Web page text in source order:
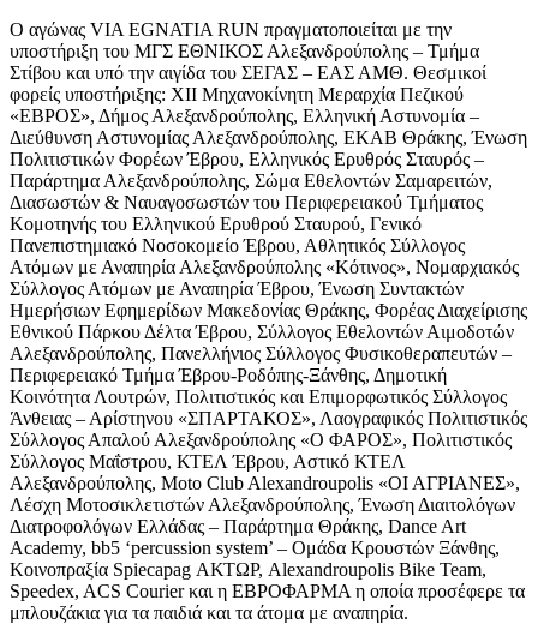
Ο αγώνας VIA EGNATIA RUN πραγματοποιείται με την
υποστήριξη του ΜΓΣ ΕΘΝΙΚΟΣ Αλεξανδρούπολης – Τμήμα
Στίβου και υπό την αιγίδα του ΣΕΓΑΣ – ΕΑΣ ΑΜΘ. Θεσμικοί
φορείς υποστήριξης: XII Μηχανοκίνητη Μεραρχία Πεζικού
«ΕΒΡΟΣ», Δήμος Αλεξανδρούπολης, Ελληνική Αστυνομία –
Διεύθυνση Αστυνομίας Αλεξανδρούπολης, ΕΚΑΒ Θράκης, Ένωση
Πολιτιστικών Φορέων Έβρου, Ελληνικός Ερυθρός Σταυρός –
Παράρτημα Αλεξανδρούπολης, Σώμα Εθελοντών Σαμαρειτών,
Διασωστών & Ναυαγοσωστών του Περιφερειακού Τμήματος
Κομοτηνής του Ελληνικού Ερυθρού Σταυρού, Γενικό
Πανεπιστημιακό Νοσοκομείο Έβρου, Αθλητικός Σύλλογος
Ατόμων με Αναπηρία Αλεξανδρούπολης «Κότινος», Νομαρχιακός
Σύλλογος Ατόμων με Αναπηρία Έβρου, Ένωση Συντακτών
Ημερήσιων Εφημερίδων Μακεδονίας Θράκης, Φορέας Διαχείρισης
Εθνικού Πάρκου Δέλτα Έβρου, Σύλλογος Εθελοντών Αιμοδοτών
Αλεξανδρούπολης, Πανελλήνιος Σύλλογος Φυσικοθεραπευτών –
Περιφερειακό Τμήμα Έβρου-Ροδόπης-Ξάνθης, Δημοτική
Κοινότητα Λουτρών, Πολιτιστικός και Επιμορφωτικός Σύλλογος
Άνθειας – Αρίστηνου «ΣΠΑΡΤΑΚΟΣ», Λαογραφικός Πολιτιστικός
Σύλλογος Απαλού Αλεξανδρούπολης «Ο ΦΑΡΟΣ», Πολιτιστικός
Σύλλογος Μαΐστρου, ΚΤΕΛ Έβρου, Αστικό ΚΤΕΛ
Αλεξανδρούπολης, Moto Club Alexandroupolis «ΟΙ ΑΓΡΙΑΝΕΣ»,
Λέσχη Μοτοσικλετιστών Αλεξανδρούπολης, Ένωση Διαιτολόγων
Διατροφολόγων Ελλάδας – Παράρτημα Θράκης, Dance Art
Academy, bb5 ‘percussion system’ – Ομάδα Κρουστών Ξάνθης,
Κοινοπραξία Spiecapag ΑΚΤΩΡ, Alexandroupolis Bike Team,
Speedex, ACS Courier και η ΕΒΡΟΦΑΡΜΑ η οποία προσέφερε τα
μπλουζάκια για τα παιδιά και τα άτομα με αναπηρία.